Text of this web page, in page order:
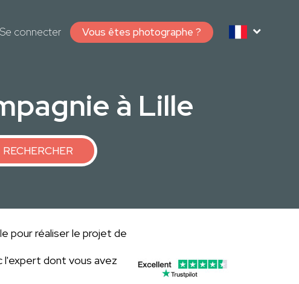
Se connecter Vous êtes photographe ?
à Lille
RECHERCHER
pour réaliser le projet de
l'expert dont vous avez